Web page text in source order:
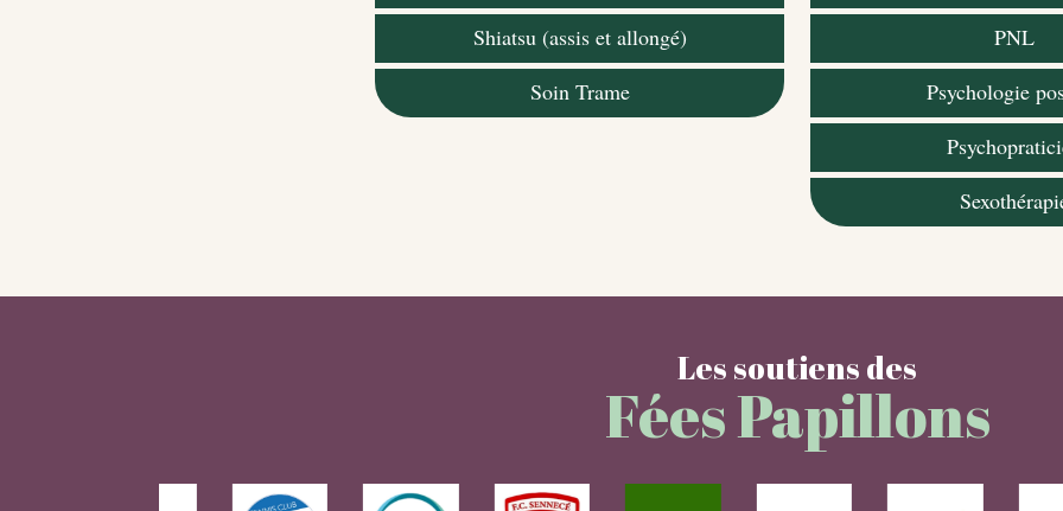
Shiatsu (assis et allongé)
Soin Trame
PNL
Psychologie
Les soutiens des
Fées Papillons